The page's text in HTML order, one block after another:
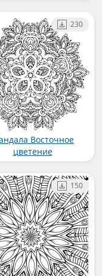
Восточное
цветение
230
150